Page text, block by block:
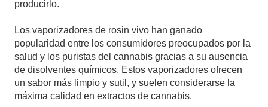
producirlo.
Los vaporizadores de rosin vivo han ganado
popularidad entre los consumidores preocupados por la
salud y los puristas del cannabis gracias a su ausencia
de disolventes químicos. Estos vaporizadores ofrecen
un sabor más limpio y sutil, y suelen considerarse la
máxima calidad en extractos de cannabis.